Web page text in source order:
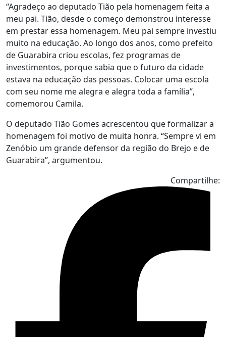
“Agradeço ao deputado Tião pela homenagem feita a
meu pai. Tião, desde o começo demonstrou interesse
em prestar essa homenagem. Meu pai sempre investiu
muito na educação. Ao longo dos anos, como prefeito
de Guarabira criou escolas, fez programas de
investimentos, porque sabia que o futuro da cidade
estava na educação das pessoas. Colocar uma escola
com seu nome me alegra e alegra toda a família”,
comemorou Camila.
O deputado Tião Gomes acrescentou que formalizar a
homenagem foi motivo de muita honra. “Sempre vi em
Zenóbio um grande defensor da região do Brejo e de
Guarabira”, argumentou.
Compartilhe: